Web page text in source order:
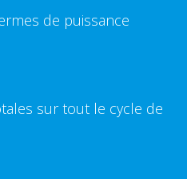
de puissance
sur tout le cycle de